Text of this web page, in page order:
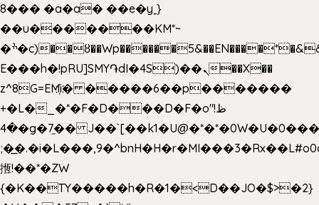
8��� �a�a� ��e�y˿}
��u�������KM*~
�ׯ�c)��ȣ��Wp������5&��EN����*�&&6F��Le��~�P�άv����ui?
E���h�!pRU]SMY֏dI�4S)��ܢ��X��
z^8G=EM҉i� �����6��p�������
+�L�_�*�F�D���D�F�o"ظ!
�4�g�7֦�� J��`[��k1�U@�*�*�0W�U�0����_������äp�)2>�`@n����5DW˃��
揯!��*�ZW
{�K��TY�����h�R�1�<D��JO�$>�2}